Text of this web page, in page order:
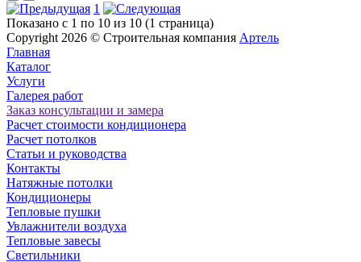
1
Показано с 1 по 10 из 10 (1 страница)
Copyright 2026 © Строительная компания Артель
Главная
Каталог
Услуги
Галерея работ
Заказ консультации и замера
Расчет стоимости кондиционера
Расчет потолков
Статьи и руководства
Контакты
Натяжные потолки
Кондиционеры
Тепловые пушки
Увлажнители воздуха
Тепловые завесы
Светильники